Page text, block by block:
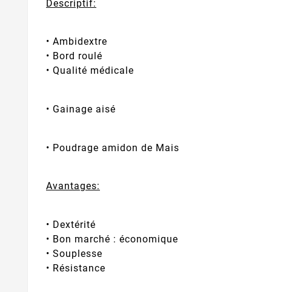
Descriptif:
• Ambidextre
• Bord roulé
• Qualité médicale
• Gainage aisé
• Poudrage amidon de Mais
Avantages:
• Dextérité
• Bon marché : économique
• Souplesse
• Résistance